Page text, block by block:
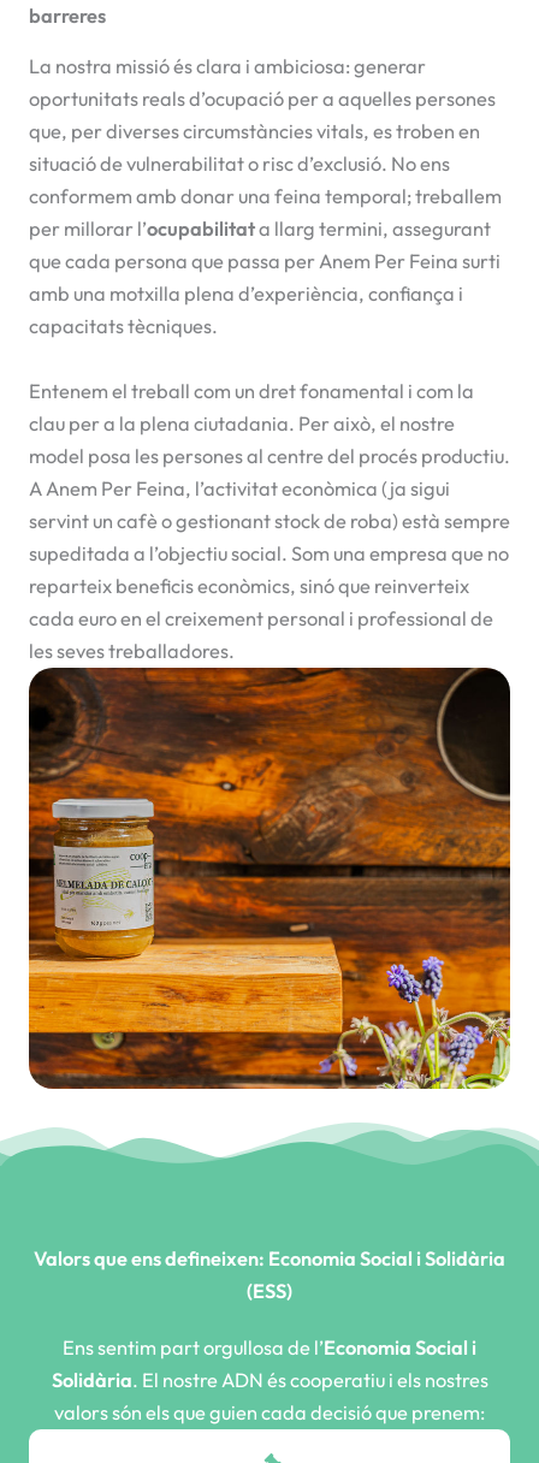
barreres
La nostra missió és clara i ambiciosa: generar
oportunitats reals d’ocupació per a aquelles persones
que, per diverses circumstàncies vitals, es troben en
situació de vulnerabilitat o risc d’exclusió. No ens
conformem amb donar una feina temporal; treballem
per millorar l’ocupabilitata llarg termini, assegurant
que cada persona que passa per Anem Per Feina surti
amb una motxilla plena d’experiència, confiança i
capacitats tècniques.
Entenem el treball com un dret fonamental i com la
clau per a la plena ciutadania. Per això, el nostre
model posa les persones al centre del procés productiu.
A Anem Per Feina, l’activitat econòmica (ja sigui
servint un cafè o gestionant stock de roba) està sempre
supeditada a l’objectiu social. Som una empresa que no
reparteix beneficis econòmics, sinó que reinverteix
cada euro en el creixement personal i professional de
les seves treballadores.
Valors que ens defineixen: Economia Social i Solidària
(ESS)
Ens sentim part orgullosa de l’Economia Social i
Solidària. El nostre ADN és cooperatiu i els nostres
valors són els que guien cada decisió que prenem: